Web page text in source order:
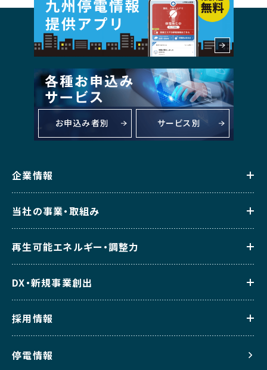
お申込み者別 サービス別
企業情報
当社の事業・取組み
再生可能エネルギー・調整力
DX・新規事業創出
採用情報
停電情報